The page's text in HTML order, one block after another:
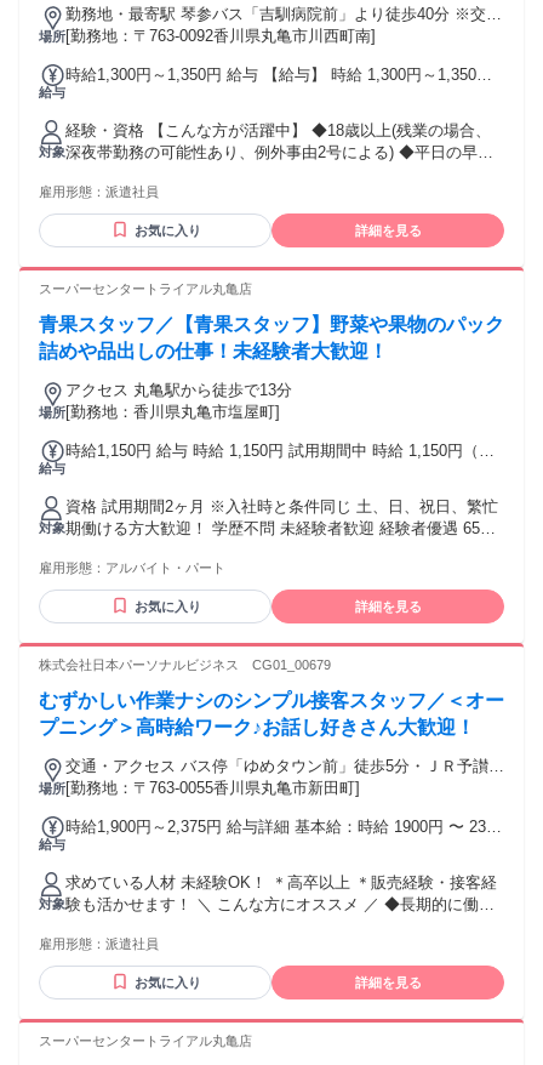
す! 困ったときはスタッフ同士助け合う明るい雰囲気の職場で
す。 生活の中の空いた時間等を活用してハローズでお仕事し
なりますよ!
場所
勤務地・最寄駅 琴参バス「吉馴病院前」より徒歩40分 ※交通
費支給 ※マイカー通勤OK
[勤務地：〒763-0092香川県丸亀市川西町南]
給与
時給1,300円～1,350円 給与 【給与】 時給 1,300円～1,350円
≪銀行口座指定なし！≫ 【日・週払いOK】 急な出費も安心♪
月に最大5回のお給料日！ 毎週火曜日・金曜日に申請OK★
対象
経験・資格 【こんな方が活躍中】 ◆18歳以上(残業の場合、
深夜帯勤務の可能性あり、例外事由2号による) ◆平日の早番
方 ◆フリーターの方 ◆外国籍の方 ◆学歴不問 ◆副業・Wワ
ークの方 ◆ブランクがある方 ◆何かしらの販売経験がある方
雇用形態： 派遣社員
お気に入り 詳細を見る
スーパーセンタートライアル丸亀店
青果スタッフ／【青果スタッフ】野菜や果物のパック
詰めや品出しの仕事！未経験者大歓迎！
場所
アクセス 丸亀駅から徒歩で13分
[勤務地：香川県丸亀市塩屋町]
給与
時給1,150円 給与 時給 1,150円 試用期間中 時給 1,150円（試
～9時 時給150円UP 16～22時 時給200円UP
対象
資格 試用期間2ヶ月 ※入社時と条件同じ 土、日、祝日、繁忙
期働ける方大歓迎！ 学歴不問 未経験者歓迎 経験者優遇 65歳
毎に更新条件あり）
雇用形態： アルバイト・パート
お気に入り 詳細を見る
株式会社日本パーソナルビジネス CG01_00679
むずかしい作業ナシのシンプル接客スタッフ／＜オー
プニング＞高時給ワーク♪お話し好きさん大歓迎！
場所
交通・アクセス バス停「ゆめタウン前」徒歩5分・ＪＲ予讃線
(高松－松山)「讃岐塩屋駅」車5分・ＪＲ予讃線(高松－松山)
[勤務地：〒763-0055香川県丸亀市新田町]
給与
時給1,900円～2,375円 給与詳細 基本給：時給 1900円 〜 2375
対象
求めている人材 未経験OK！ ＊高卒以上 ＊販売経験・接客経
験も活かせます！ ＼ こんな方にオススメ ／ ◆長期的に働き
＼スタッフの前職はさまざま／ アパレル、飲食店、カフェ、
レストラン、 居酒屋、コンビニ、ホテル、 ドラッグストア、
パン屋、 100円ショップ、書店、雑貨販売 ...etc アルバイト・
応援します！
雇用形態： 派遣社員
お気に入り 詳細を見る
スーパーセンタートライアル丸亀店